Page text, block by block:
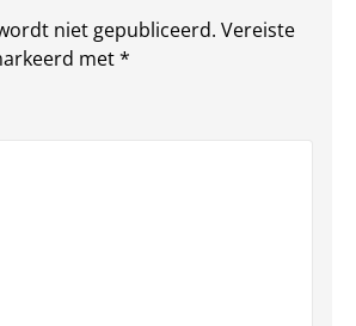
niet gepubliceerd. Vereiste
met*